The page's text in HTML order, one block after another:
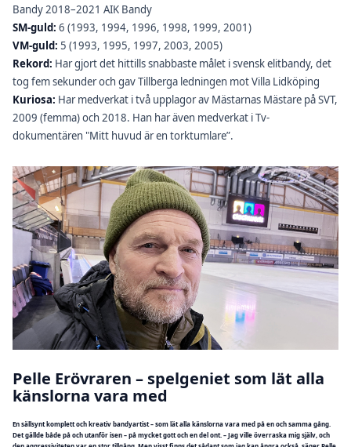
Bandy 2018–2021 AIK Bandy
SM-guld: 6 (1993, 1994, 1996, 1998, 1999, 2001)
VM-guld: 5 (1993, 1995, 1997, 2003, 2005)
Rekord: Har gjort det hittills snabbaste målet i svensk elitbandy, det
tog fem sekunder och gav Tillberga ledningen mot Villa Lidköping
Kuriosa: Har medverkat i två upplagor av Mästarnas Mästare på SVT,
2009 (femma) och 2018. Han har även medverkat i Tv-
dokumentären "Mitt huvud är en torktumlare”.
Pelle Erövraren – spelgeniet som lät alla
känslorna vara med
En sällsynt komplett och kreativ bandyartist – som lät alla känslorna vara med på en och samma gång.
Det gällde både på och utanför isen – på mycket gott och en del ont. – Jag ville överraska mig själv, och